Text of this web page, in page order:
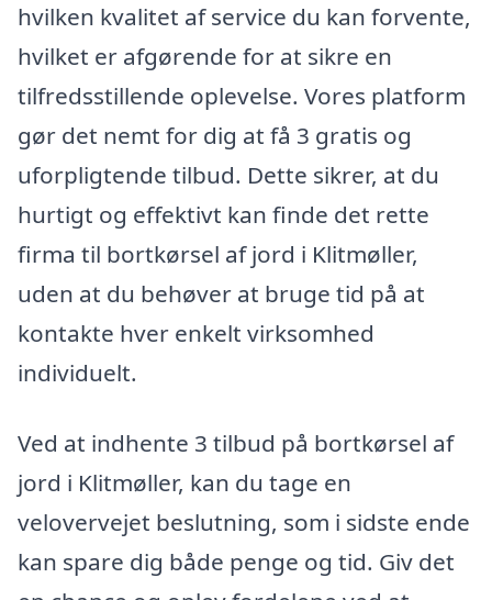
hvilken kvalitet af service du kan forvente,
hvilket er afgørende for at sikre en
tilfredsstillende oplevelse. Vores platform
gør det nemt for dig at få 3 gratis og
uforpligtende tilbud. Dette sikrer, at du
hurtigt og effektivt kan finde det rette
firma til bortkørsel af jord i Klitmøller,
uden at du behøver at bruge tid på at
kontakte hver enkelt virksomhed
individuelt.
Ved at indhente 3 tilbud på bortkørsel af
jord i Klitmøller, kan du tage en
velovervejet beslutning, som i sidste ende
kan spare dig både penge og tid. Giv det